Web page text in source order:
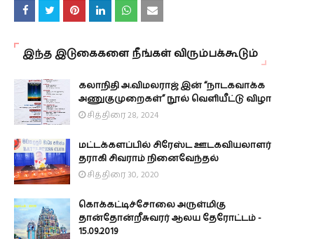
இந்த இடுகைகளை நீங்கள் விரும்பக்கூடும்
கலாநிதி அ.விமலராஜ் இன் “நாடகவாக்க
அணுகுமுறைகள்” நூல் வெளியீட்டு விழா
சித்திரை 28, 2024
மட்டக்களப்பில் சிரேஸ்ட ஊடகவியலாளர்
தராகி சிவராம் நினைவேந்தல்
சித்திரை 30, 2020
கொக்கட்டிச்சோலை அருள்மிகு
தான்தோன்றீசுவரர் ஆலய தேரோட்டம் -
15.09.2019